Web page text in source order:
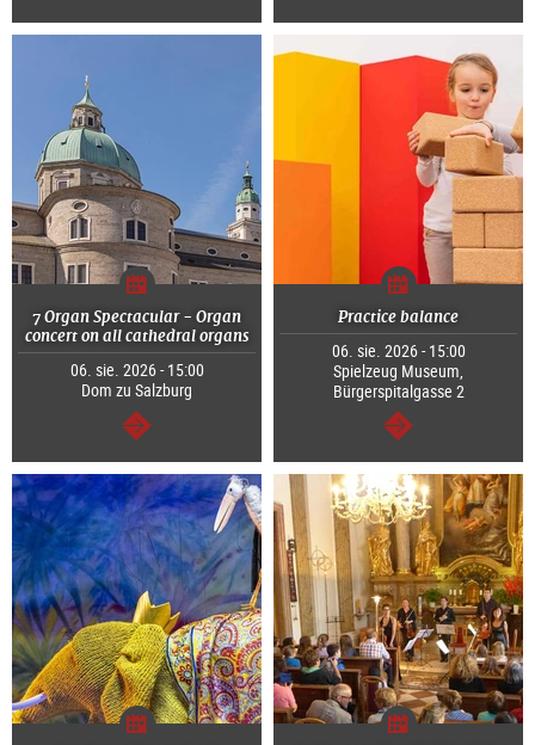
dalej dalej
7 Organ Spectacular - Organ
concert on all cathedral organs
06. sie. 2026 - 15:00
Dom zu Salzburg
dalej
Practice balance
06. sie. 2026 - 15:00
Spielzeug Museum,
Bürgerspitalgasse 2
dalej